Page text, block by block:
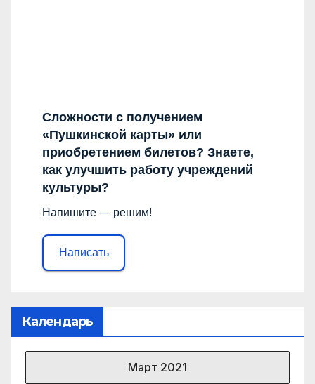
Сложности с получением
«Пушкинской карты» или
приобретением билетов? Знаете,
как улучшить работу учреждений
культуры?
Напишите — решим!
Написать
Календарь
Март 2021